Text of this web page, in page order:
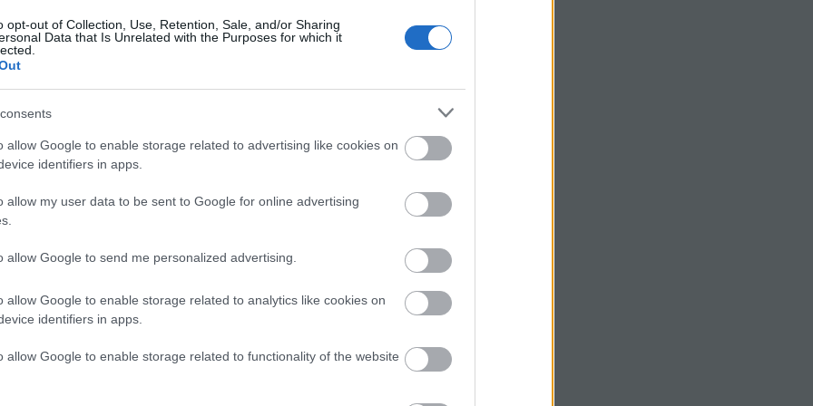
opt-out of Collection, Use, Retention, Sale, and/or Sharing
Data that Is Unrelated with the Purposes for which it
allow Google to enable storage related to advertising like cookies on
identifiers in apps.
allow my user data to be sent to Google for online advertising
allow Google to send me personalized advertising.
allow Google to enable storage related to analytics like cookies on
identifiers in apps.
allow Google to enable storage related to functionality of the website
van szó. Már pontosan nem is emlékszem, hogy hány éve
bátyámmal, hogy teszünk egy Tiszabecs – Tokaj túrát kenuval.
ismertem meg a másik három embert,Jörgsent (Péter…
élete
jómunkásember és szerető családatya.
rejtve orcáikat, kolbásztöltelék-szagú paprikapálinkával és